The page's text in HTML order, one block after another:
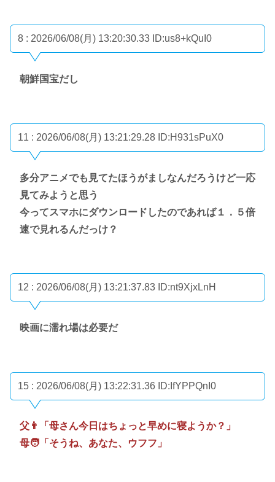
8 : 2026/06/08(月) 13:20:30.33 ID:us8+kQuI0
朝鮮国宝だし
11 : 2026/06/08(月) 13:21:29.28 ID:H931sPuX0
多分アニメでも見てたほうがましなんだろうけど一応
見てみようと思う
今ってスマホにダウンロードしたのであれば１．５倍
速で見れるんだっけ？
12 : 2026/06/08(月) 13:21:37.83 ID:nt9XjxLnH
映画に濡れ場は必要だ
15 : 2026/06/08(月) 13:22:31.36 ID:IfYPPQnI0
父👨「母さん今日はちょっと早めに寝ようか？」
母🧑「そうね、あなた、ウフフ」